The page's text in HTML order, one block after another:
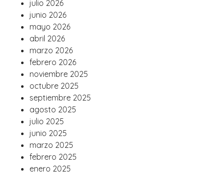
julio 2026
junio 2026
mayo 2026
abril 2026
marzo 2026
febrero 2026
noviembre 2025
octubre 2025
septiembre 2025
agosto 2025
julio 2025
junio 2025
marzo 2025
febrero 2025
enero 2025